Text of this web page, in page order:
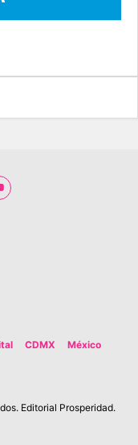
CDMX
México
Editorial Prosperidad.